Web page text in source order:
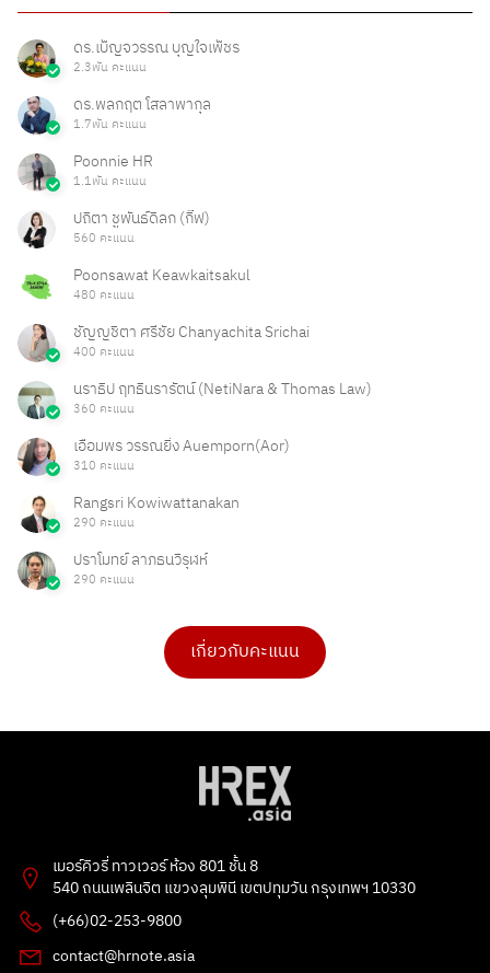
ดร.เบ็ญจวรรณ บุญใจเพ็ชร
2.3พัน คะแนน
ดร.พลกฤต โสลาพากุล
1.7พัน คะแนน
Poonnie HR
1.1พัน คะแนน
ปถิตา ชูพันธ์ดิลก (กิ๊ฟ)
560 คะแนน
Poonsawat Keawkaitsakul
480 คะแนน
ชัญญชิตา ศรีชัย Chanyachita Srichai
400 คะแนน
นราธิป ฤทธินรารัตน์ (NetiNara & Thomas Law)
360 คะแนน
เอื้อมพร วรรณยิ่ง Auemporn(Aor)
310 คะแนน
Rangsri Kowiwattanakan
290 คะแนน
ปราโมทย์ ลาภธนวิรุฬห์
290 คะแนน
ดร.เบ็ญจวรรณ บุญใจเพ็ชร
3 คะแนน
kitbowon srimai
2 คะแนน
1 คะแนน
1 คะแนน
Tarmporn Masphimol
ธัญลักษณ์ แก้วโปธา
1 คะแนน
1 คะแนน
เกี่ยวกับคะแนน
เมอร์คิวรี่ ทาวเวอร์ ห้อง 801 ชั้น 8
540 ถนนเพลินจิต แขวงลุมพินี เขตปทุมวัน กรุงเทพฯ 10330
(+66)02-253-9800
contact@hrnote.asia